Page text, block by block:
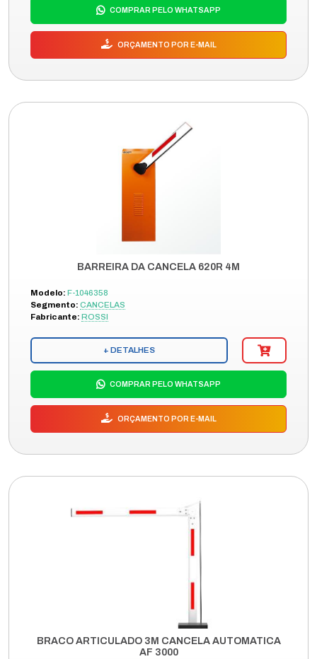
COMPRAR PELO WHATSAPP
ORÇAMENTO POR E-MAIL
BARREIRA DA CANCELA 620R 4M
Modelo: F-1046358
Segmento: CANCELAS
Fabricante: ROSSI
+ DETALHES
COMPRAR PELO WHATSAPP
ORÇAMENTO POR E-MAIL
BRACO ARTICULADO 3M CANCELA AUTOMATICA
AF 3000